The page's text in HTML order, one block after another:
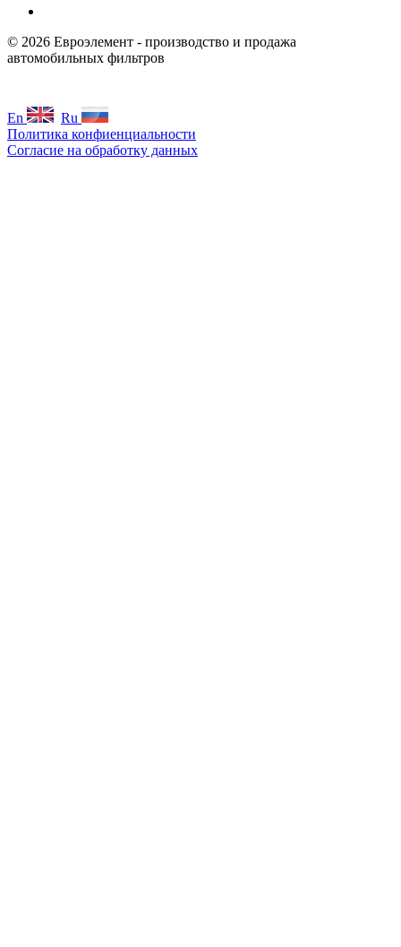
© 2026 Евроэлемент - производство и продажа
автомобильных фильтров
En
Ru
Политика конфиенциальности
Согласие на обработку данных